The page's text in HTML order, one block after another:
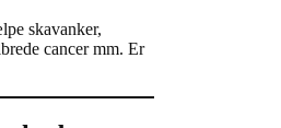
skavanker,
cancer mm. Er